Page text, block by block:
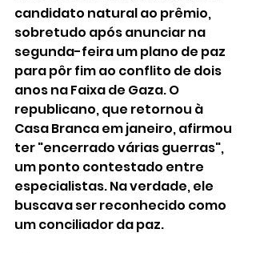
candidato natural ao prêmio,
sobretudo após anunciar na
segunda-feira um plano de paz
para pôr fim ao conflito de dois
anos na Faixa de Gaza. O
republicano, que retornou à
Casa Branca em janeiro, afirmou
ter "encerrado várias guerras",
um ponto contestado entre
especialistas. Na verdade, ele
buscava ser reconhecido como
um conciliador da paz.